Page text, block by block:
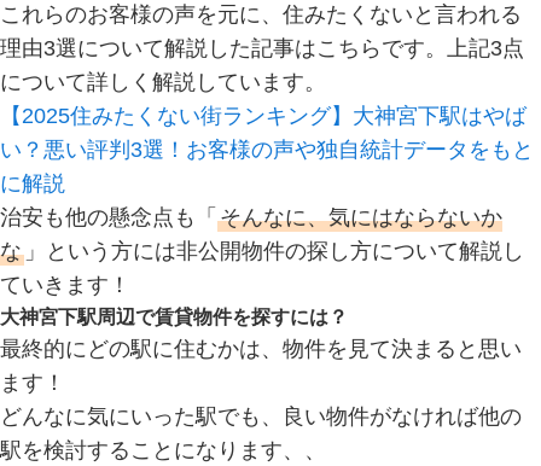
これらのお客様の声を元に、住みたくないと言われる
理由3選について解説した記事はこちらです。上記3点
について詳しく解説しています。
【2025住みたくない街ランキング】大神宮下駅はやば
い？悪い評判3選！お客様の声や独自統計データをもと
に解説
治安も他の懸念点も「 そんなに、気にはならないか
な 」という方には非公開物件の探し方について解説し
ていきます！
大神宮下駅周辺で賃貸物件を探すには？
最終的にどの駅に住むかは、物件を見て決まると思い
ます！
どんなに気にいった駅でも、良い物件がなければ他の
駅を検討することになります、、